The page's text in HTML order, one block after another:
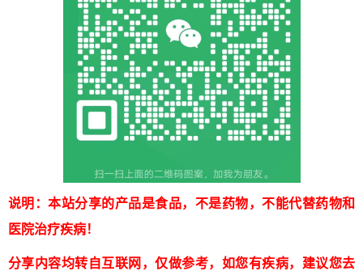
说明：本站分享的产品是食品，不是药物，不能代替药物和
医院治疗疾病！
分享内容均转自互联网，仅做参考，如您有疾病，建议您去